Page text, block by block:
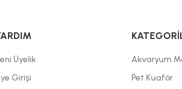
Üyelik
Girişi
Akvaryum
Pet Kuaför